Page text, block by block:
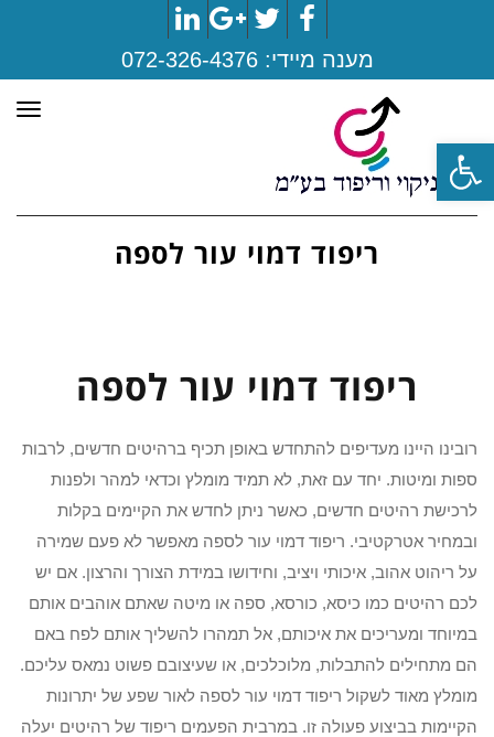
פתח סרגל נגישות
Facebook
Twitter
Google+
LinkedIn
מענה מיידי:072-326-4376
ריפוד דמוי עור לספה
ריפוד דמוי עור לספה
רובינו היינו מעדיפים להתחדש באופן תכיף ברהיטים חדשים, לרבות
ספות ומיטות. יחד עם זאת, לא תמיד מומלץ וכדאי למהר ולפנות
לרכישת רהיטים חדשים, כאשר ניתן לחדש את הקיימים בקלות
ובמחיר אטרקטיבי. ריפוד דמוי עור לספה מאפשר לא פעם שמירה
על ריהוט אהוב, איכותי ויציב, וחידושו במידת הצורך והרצון. אם יש
לכם רהיטים כמו כיסא, כורסא, ספה או מיטה שאתם אוהבים אותם
במיוחד ומעריכים את איכותם, אל תמהרו להשליך אותם לפח באם
הם מתחילים להתבלות, מלוכלכים, או שעיצובם פשוט נמאס עליכם.
מומלץ מאוד לשקול ריפוד דמוי עור לספה לאור שפע של יתרונות
הקיימות בביצוע פעולה זו. במרבית הפעמים ריפוד של רהיטים יעלה